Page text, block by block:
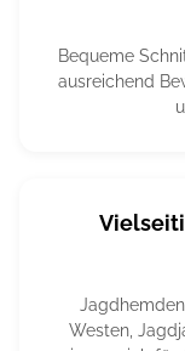
Bequeme
ausreichend
Westen,